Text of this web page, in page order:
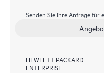
Senden Sie Ihre Anfrage für
HEWLETT PACKARD
ENTERPRISE